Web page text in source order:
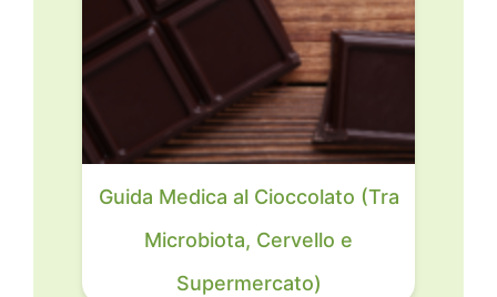
Guida Medica al Cioccolato (Tra
Microbiota, Cervello e
Supermercato)